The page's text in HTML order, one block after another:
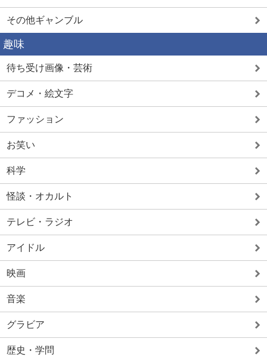
その他ギャンブル
趣味
待ち受け画像・芸術
デコメ・絵文字
ファッション
お笑い
科学
怪談・オカルト
テレビ・ラジオ
アイドル
映画
音楽
グラビア
歴史・学問